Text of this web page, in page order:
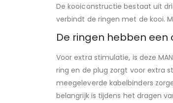
De kooiconstructie bestaat uit
verbindt de ringen met de kooi.
De ringen hebben
Voor extra stimulatie, is deze
ring en de plug zorgt voor extra
meegeleverde kabelbinders
belangrijk is tijdens het dragen